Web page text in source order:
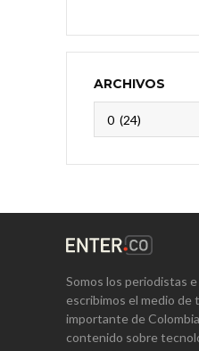
ARCHIVOS
Somos los periodistas
escribimos el medio de
importante de
contenido sobre